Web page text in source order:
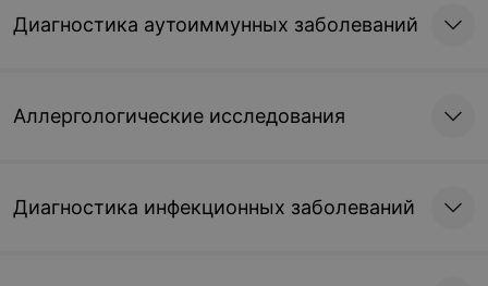
Диагностика аутоиммунных заболеваний
Аллергологические исследования
Диагностика инфекционных заболеваний